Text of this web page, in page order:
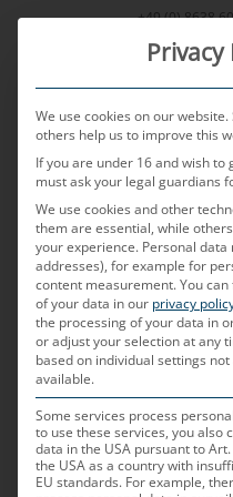
Přeskočit
+49 (0) 8638
PUBLIKOVÁNO DNE29. 9.
Bez USB-C v
nejde?
Proč byste neměli
vozidle, jaké výzvy
znamená a jaká jsou
We use cookies on our
others help us to improve this
If you are under 16 and wish
must ask your legal guardians
We use cookies and other
them are essential, while
your experience. Personal data
addresses), for example for
content measurement.You
of your data in our privacy
the processing of your data in
or adjust your selection at any
based on individual settings
available.
Some services process
to use these services, you also
data in the USA pursuant to Art.
the USA as a country with
EU standards. For example,